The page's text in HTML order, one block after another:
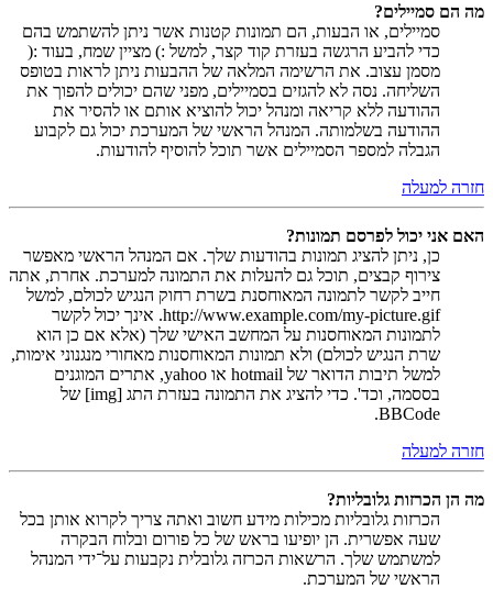
מה הם סמיילים?
סמיילים, או הבעות, הם תמונות קטנות אשר ניתן להשתמש בהם
כדי להביע הרגשה בעזרת קוד קצר, למשל :) מציין שמח, בעוד :(
מסמן עצוב. את הרשימה המלאה של ההבעות ניתן לראות בטופס
השליחה. נסה לא להגזים בסמיילים, מפני שהם יכולים להפוך את
ההודעה ללא קריאה ומנהל יכול להוציא אותם או להסיר את
ההודעה בשלמותה. המנהל הראשי של המערכת יכול גם לקבוע
הגבלה למספר הסמיילים אשר תוכל להוסיף להודעות.
חזרה למעלה
האם אני יכול לפרסם תמונות?
כן, ניתן להציג תמונות בהודעות שלך. אם המנהל הראשי מאפשר
צירוף קבצים, תוכל גם להעלות את התמונה למערכת. אחרת, אתה
חייב לקשר לתמונה המאוחסנת בשרת רחוק הנגיש לכולם, למשל
http://www.example.com/my-picture.gif. אינך יכול לקשר
לתמונות המאוחסנות על המחשב האישי שלך (אלא אם כן הוא
שרת הנגיש לכולם) ולא תמונות המאוחסנות מאחורי מנגנוני אימות,
למשל תיבות הדואר של hotmail או yahoo, אתרים המוגנים
בססמה, וכד'. כדי להציג את התמונה בעזרת התג [img] של
BBCode.
חזרה למעלה
מה הן הכרזות גלובליות?
הכרזות גלובליות מכילות מידע חשוב ואתה צריך לקרוא אותן בכל
שעה אפשרית. הן יופיעו בראש של כל פורום ובלוח הבקרה
למשתמש שלך. הרשאות הכרזה גלובלית נקבעות על־ידי המנהל
הראשי של המערכת.